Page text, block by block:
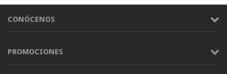
CONÓCENOS
PROMOCIONES